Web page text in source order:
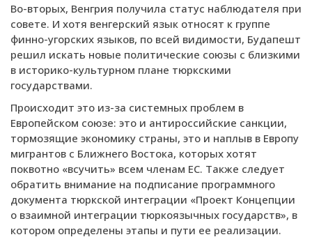
Во-вторых, Венгрия получила статус наблюдателя при
совете. И хотя венгерский язык относят к группе
финно-угорских языков, по всей видимости, Будапешт
решил искать новые политические союзы с близкими
в историко-культурном плане тюркскими
государствами.
Происходит это из-за системных проблем в
Европейском союзе: это и антироссийские санкции,
тормозящие экономику страны, это и наплыв в Европу
мигрантов с Ближнего Востока, которых хотят
поквотно «всучить» всем членам ЕС. Также следует
обратить внимание на подписание программного
документа тюркской интеграции «Проект Концепции
о взаимной интеграции тюркоязычных государств», в
котором определены этапы и пути ее реализации.